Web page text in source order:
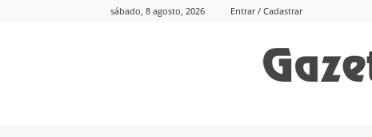
sábado, 8 agosto, 2026 Entrar / Cadastrar